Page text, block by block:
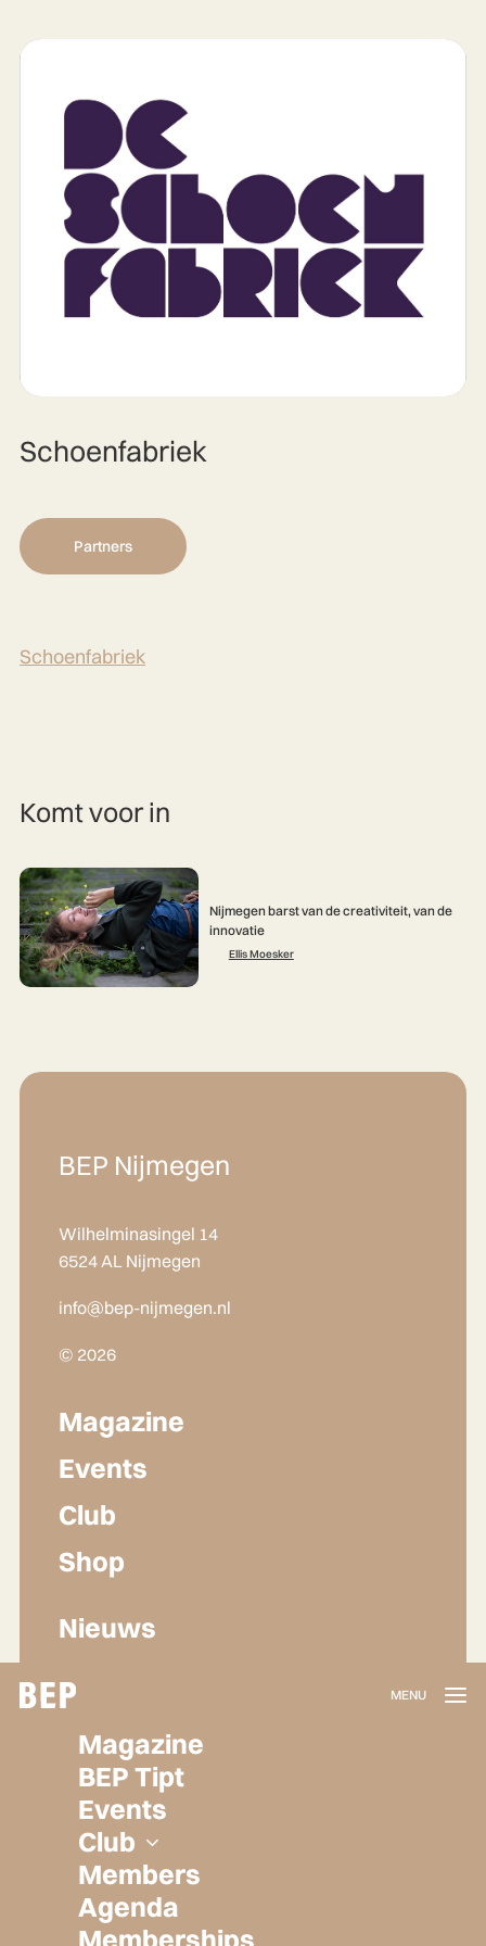
Magazine
BEP Tipt
Events
Club
Members
Agenda
Memberships
Schoenfabriek
Partners
Schoenfabriek
Komt voor in
Nijmegen barst van de creativiteit, van de
innovatie
Ellis Moesker
BEP Nijmegen
Wilhelminasingel 14
6524 AL Nijmegen
info@bep-nijmegen.nl
© 2026
Magazine
Events
Club
Shop
Nieuws
Lidmaatschap
Herroepen
Privacy policy
Algemene voorwaarden